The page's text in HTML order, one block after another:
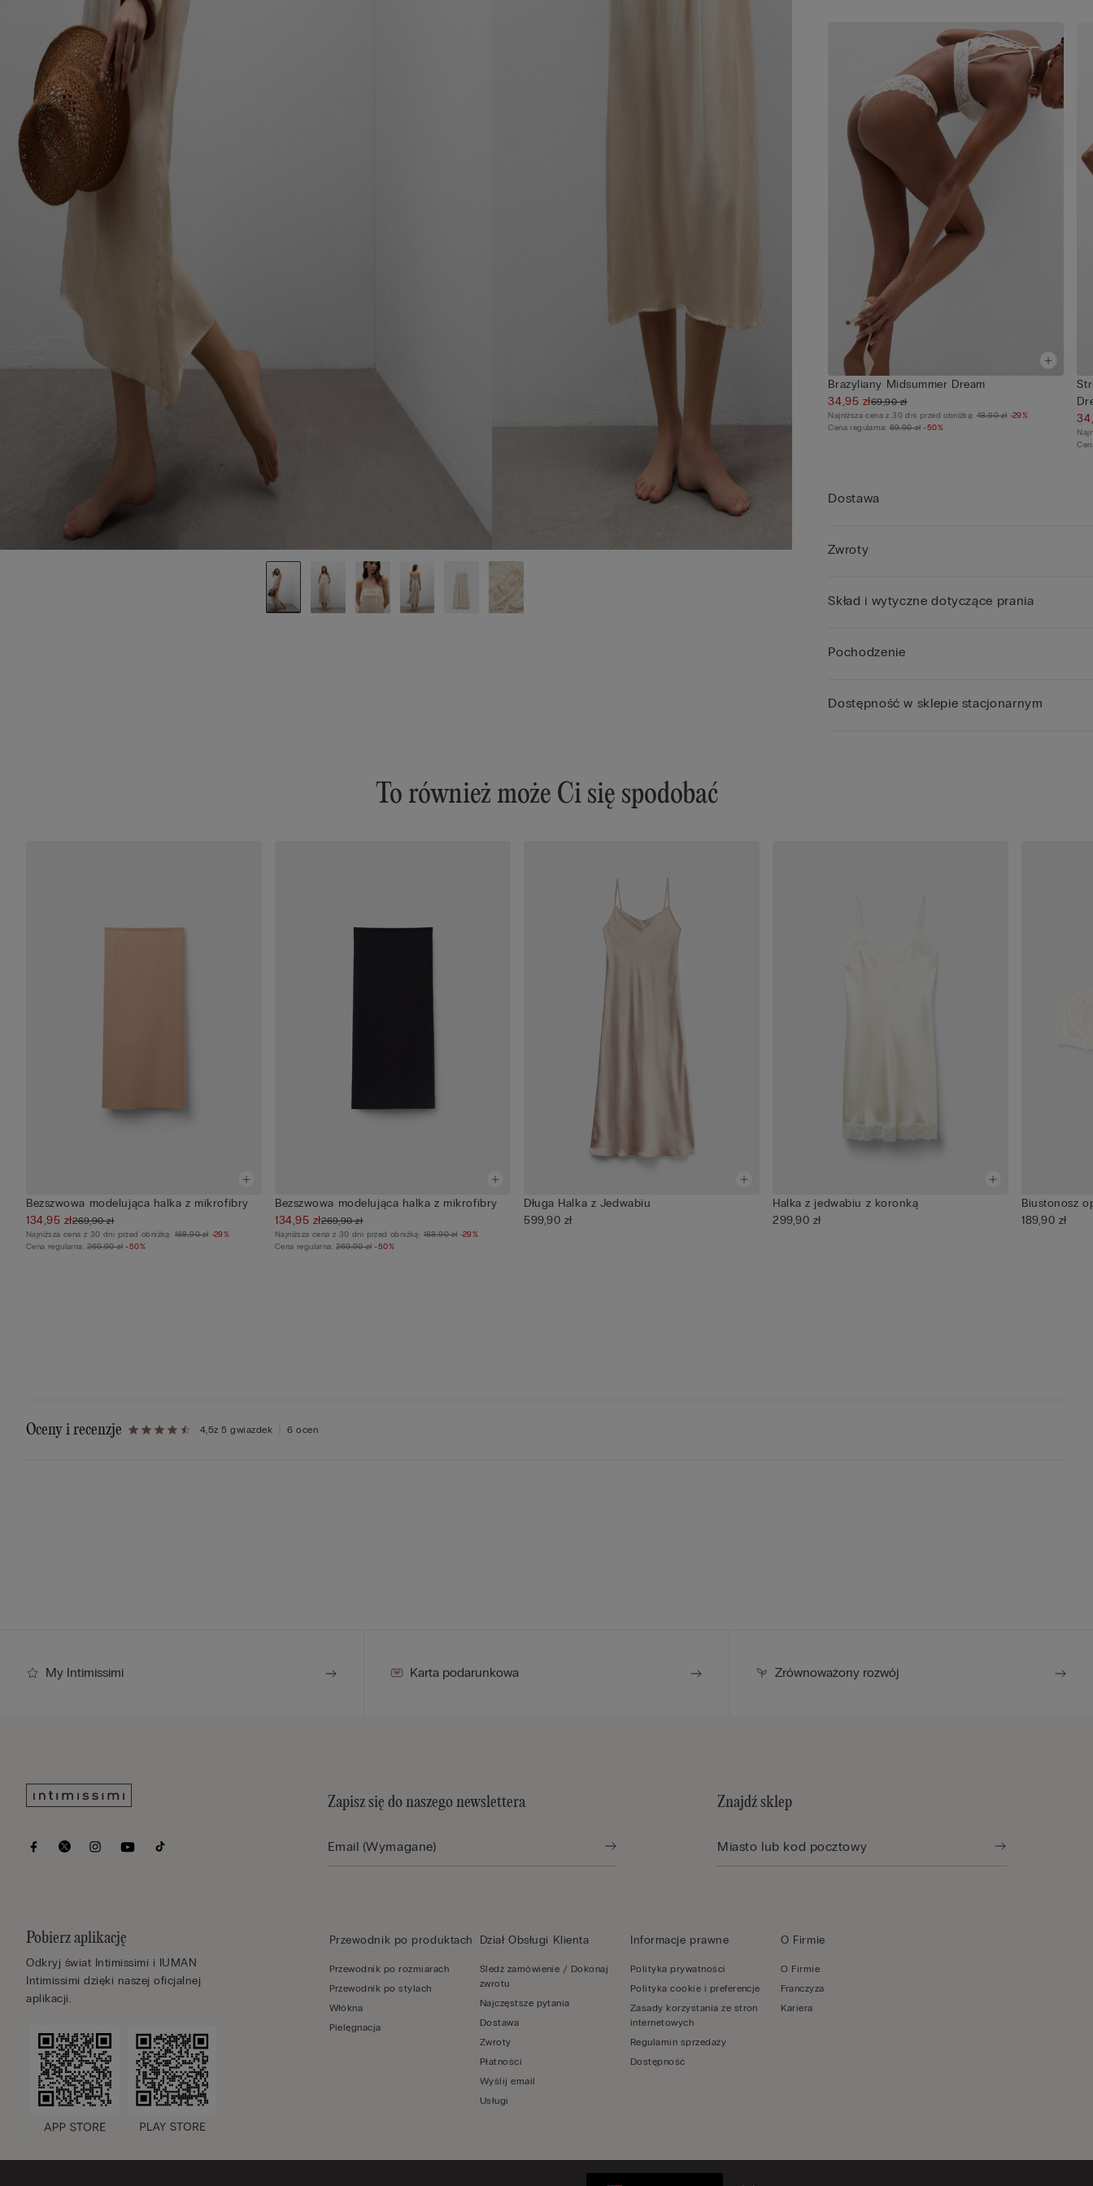
Brazyliany Midsummer Dream
34,95 zł69,90 zł
Najniższa cena z 30 dni przed obniżką: 48,90 zł -29%
Cena regularna: 69,90 zł -50%
Dostawa
Zwroty
Skład i wytyczne dotyczące prania
Pochodzenie
Dostępność w sklepie stacjonarnym
To również może Ci się spodobać
Bezszwowa modelująca halka z mikrofibry
134,95 zł269,90 zł
Najniższa cena z 30 dni przed obniżką:188,90 zł -29%
Cena regularna:269,90 zł -50%
Bezszwowa modelująca halka z mikrofibry
134,95 zł269,90 zł
Najniższa cena z 30 dni przed obniżką:188,90 zł -29%
Cena regularna:269,90 zł -50%
Długa Halka z Jedwabiu
599,90 zł
Halka z jedwabiu z koronką
299,90 zł
Biustonosz
189,90 zł
Oceny i recenzje 4,5z 5 gwiazdek 6 ocen
My Intimissimi Karta podarunkowa Zrównoważony rozwój
Pobierz aplikację
Odkryj świat Intimissimi i IUMAN
Intimissimi dzięki naszej oficjalnej
aplikacji.
Zapisz się do naszego newslettera Znajdź sklep
Przewodnik po produktach
Przewodnik po rozmiarach
Przewodnik po stylach
Włókna
Pielęgnacja
Dział Obsługi Klienta
Śledź zamówienie / Dokonaj
zwrotu
Najczęstsze pytania
Dostawa
Zwroty
Płatności
Wyślij email
Usługi
Informacje prawne
Polityka prywatności
Polityka cookie i preferencje
Zasady korzystania ze stron
internetowych
Regulamin sprzedaży
Dostępność
O Firmie
O Firmie
Franczyza
Kariera